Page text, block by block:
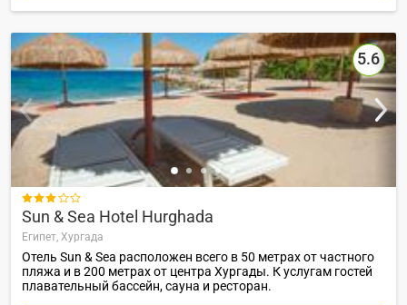
5.6

Sun & Sea Hotel Hurghada
Египет, Хургада
Отель Sun & Sea расположен всего в 50 метрах от частного
пляжа и в 200 метрах от центра Хургады. К услугам гостей
плавательный бассейн, сауна и ресторан.